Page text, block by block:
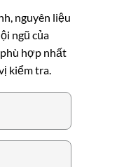
nguyên liệu
ngũ của
hợp nhất
kiểm tra.